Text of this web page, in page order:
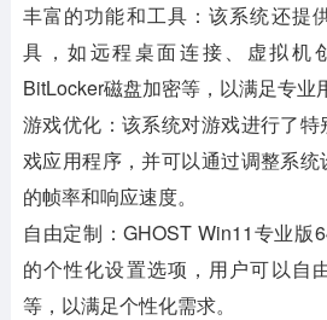
丰富的功能和工具 ：该系统还提
具，如远程桌面连接、虚拟机
BitLocker磁盘加密等，以满足专业
游戏优化 ：该系统对游戏进行了
戏应用程序，并可以通过调整系
的帧率和响应速度。
自由定制 ：GHOST Win11专业
的个性化设置选项，用户可以自
等，以满足个性化需求。